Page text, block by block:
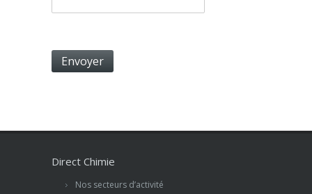
Direct Chimie
Nos secteurs d’activité